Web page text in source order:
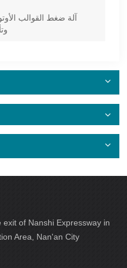
آلة ضغط القوالب
of Nanshi Expressway in
Area, Nan'an City